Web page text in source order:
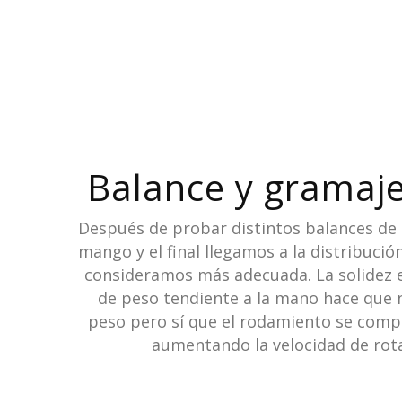
Balance y
Después de probar distintos balances
mango y el final llegamos a la
consideramos más adecuada. La solidez
de peso tendiente a la mano hace
peso pero sí que el rodamiento se
aumentando la velocidad de